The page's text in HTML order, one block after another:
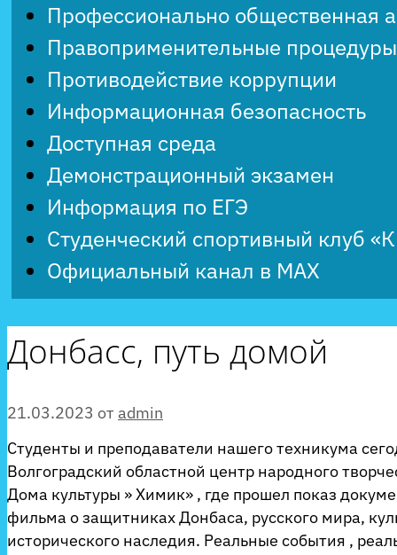
Профессионально общественная
Правоприменительные процедуры
Противодействие коррупции
Информационная безопасность
Доступная среда
Демонстрационный экзамен
Информация по ЕГЭ
Студенческий спортивный клуб
Официальный канал в MAX
Донбасс, путь домой
21.03.2023 отadmin
Студенты и преподаватели нашего техникума
Волгоградский областной центр народного
Дома культуры » Химик» , где прошел показ
фильма о защитниках Донбаса, русского мира,
исторического наследия. Реальные события ,